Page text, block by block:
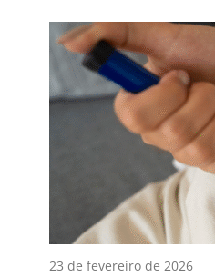
23 de fevereiro de 2026